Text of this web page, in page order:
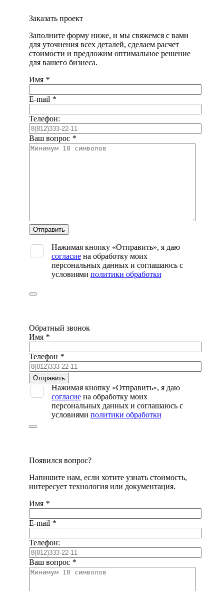
Заказать проект
Заполните форму ниже, и мы свяжемся с вами
для уточнения всех деталей, сделаем расчет
стоимости и предложим оптимальное решение
для вашего бизнеса.
Имя *
E-mail *
Телефон:
Ваш вопрос *
Оставьте
это
поле
пустым.
Нажимая кнопку «Отправить», я даю
согласиена обработку моих
персональных данных и соглашаюсь с
условиями политики обработки
Обратный звонок
Имя *
Телефон *
Оставьте
это
поле
пустым.
Нажимая кнопку «Отправить», я даю
согласиена обработку моих
персональных данных и соглашаюсь с
условиями политики обработки
Появился вопрос?
Напишите нам, если хотите узнать стоимость,
интересует технология или документация.
Имя *
E-mail *
Телефон:
Ваш вопрос *